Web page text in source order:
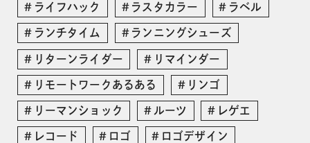
ライフハック ラスタカラー ラベル
ランチタイム ランニングシューズ
リターンライダー リマインダー
リモートワークあるある リンゴ
リーマンショック ルーツ レゲエ
レコード ロゴ ロゴデザイン